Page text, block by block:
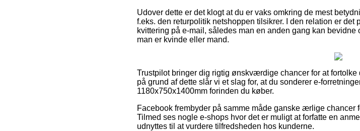
Udover dette er det klogt at du er vaks omkring de mest
f.eks. den returpolitik netshoppen tilsikrer. I den relation er
kvittering på e-mail, således man en anden gang kan
man er kvinde eller mand.
Trustpilot bringer dig rigtig ønskværdige chancer for at
på grund af dette slår vi et slag for, at du sonderer e-
1180x750x1400mm forinden du køber.
Facebook frembyder på samme måde ganske ærlige chancer
Tilmed ses nogle e-shops hvor det er muligt at forfatte en
udnyttes til at vurdere tilfredsheden hos kunderne.